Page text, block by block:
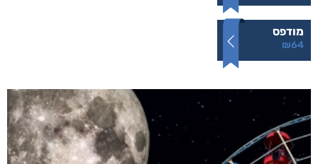
מודפס
₪64